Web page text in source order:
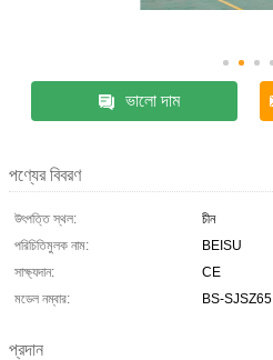
ভালো দাম
পণ্যের বিবরণ
উৎপত্তি স্থল:
চীন
পরিচিতিমুলক নাম:
BEISU
সাক্ষ্যদান:
CE
মডেল নম্বার:
BS-SJSZ65
প্রদান